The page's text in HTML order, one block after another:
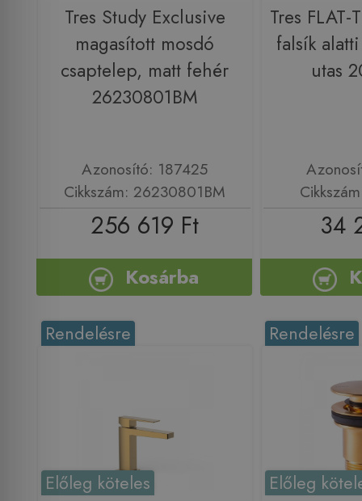
Tres Study Exclusive
magasított mosdó
csaptelep, matt fehér
26230801BM
Azonosító: 187425
Cikkszám: 26230801BM
256 619 Ft
Kosárba
Tres FLAT-
falsík
utas
34
Rendelésre
Előleg köteles
Rendelésre
Előleg